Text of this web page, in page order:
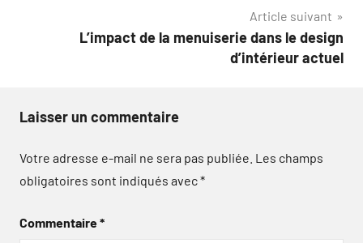
Article suivant
L’impact de la menuiserie dans le design
d’intérieur actuel
Laisser un commentaire
Votre adresse e-mail ne sera pas publiée. Les champs
obligatoires sont indiqués avec*
Commentaire*